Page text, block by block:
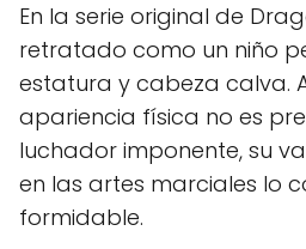
En la serie original de
retratado como un niño
estatura y cabeza calva.
apariencia física no es
luchador imponente, su
en las artes marciales lo
formidable.